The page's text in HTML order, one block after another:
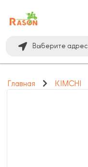
Выберите адрес
Главная KIMCHI